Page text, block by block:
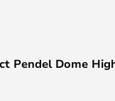
Pendel Dome